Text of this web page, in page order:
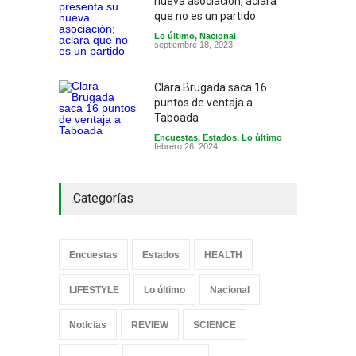
que no es un partido
Lo último, Nacional
septiembre 18, 2023
Clara Brugada saca 16
puntos de ventaja a
Taboada
Encuestas, Estados, Lo último
febrero 26, 2024
Categorías
Encuestas Estados HEALTH
LIFESTYLE Lo último Nacional
Noticias REVIEW SCIENCE